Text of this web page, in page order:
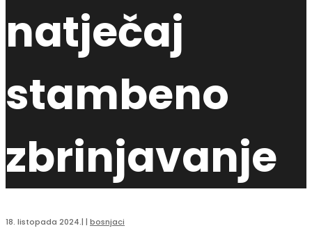
natječaj
stambeno
zbrinjavanje
18. listopada 2024.| | bosnjaci